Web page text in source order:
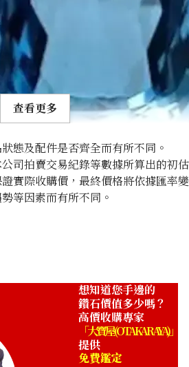
ct
查看更多
態及配件是否齊全而有所不同。
司拍賣交易紀錄等數據所算出的初估
實際收購價，最終價格將依據匯率變
等因素而有所不同。
想知道您手邊的
鑽石價值多少嗎？
高價收購專家
「大寶屋 (OTAKARAYA)」
提供
免費鑑定